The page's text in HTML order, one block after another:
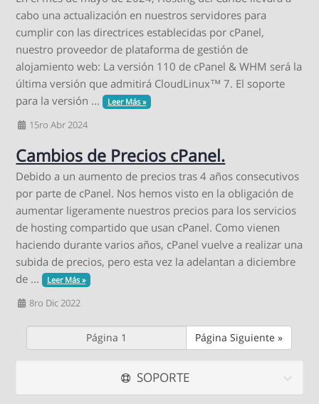
cabo una actualización en nuestros servidores para
cumplir con las directrices establecidas por cPanel,
nuestro proveedor de plataforma de gestión de
alojamiento web: La versión 110 de cPanel & WHM será la
última versión que admitirá CloudLinux™ 7. El soporte
para la versión ... Leer Más »
15ro Abr 2024
Cambios de Precios cPanel.
Debido a un aumento de precios tras 4 años consecutivos
por parte de cPanel. Nos hemos visto en la obligación de
aumentar ligeramente nuestros precios para los servicios
de hosting compartido que usan cPanel. Como vienen
haciendo durante varios años, cPanel vuelve a realizar una
subida de precios, pero esta vez la adelantan a diciembre
de ... Leer Más »
8ro Dic 2022
Página Siguiente »
SOPORTE